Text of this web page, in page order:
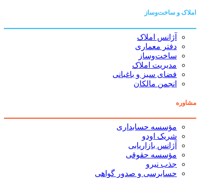
املاک و ساخت‌وساز
آژانس املاک
دفتر معماری
ساخت‌وساز
مدیریت املاک
فضای سبز و باغبانی
انجمن مالکان
مشاوره
مؤسسه حسابداری
شریک اودو
آژانس بازاریابی
مؤسسه حقوقی
جذب نیرو
حسابرسی و صدور گواهی